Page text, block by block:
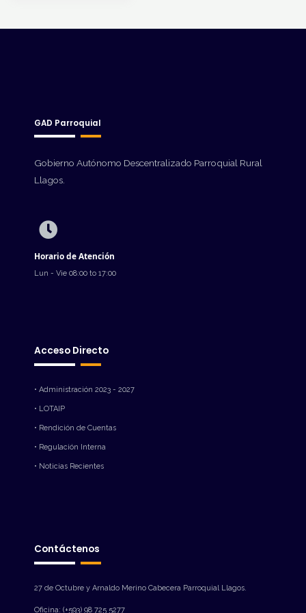
GAD Parroquial
Gobierno Autónomo Descentralizado Parroquial Rural
Llagos.
Horario de Atención
Lun - Vie 08:00 to 17:00
Acceso Directo
• Administración 2023 - 2027
• LOTAIP
• Rendición de Cuentas
• Regulación Interna
• Noticias Recientes
Contáctenos
27 de Octubre y Arnaldo Merino Cabecera Parroquial Llagos.
Oficina: (+593) 98 725 5277